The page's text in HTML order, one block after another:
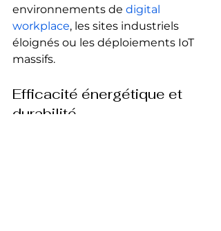
environnements de digital
workplace, les sites industriels
éloignés ou les déploiements IoT
massifs.
Efficacité énergétique et
durabilité